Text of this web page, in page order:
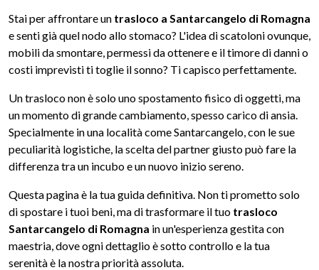
Stai per affrontare un trasloco a Santarcangelo di Romagna
e senti già quel nodo allo stomaco? L'idea di scatoloni ovunque,
mobili da smontare, permessi da ottenere e il timore di danni o
costi imprevisti ti toglie il sonno? Ti capisco perfettamente.
Un trasloco non è solo uno spostamento fisico di oggetti, ma
un momento di grande cambiamento, spesso carico di ansia.
Specialmente in una località come Santarcangelo, con le sue
peculiarità logistiche, la scelta del partner giusto può fare la
differenza tra un incubo e un nuovo inizio sereno.
Questa pagina è la tua guida definitiva. Non ti prometto solo
di spostare i tuoi beni, ma di trasformare il tuo trasloco
Santarcangelo di Romagna in un'esperienza gestita con
maestria, dove ogni dettaglio è sotto controllo e la tua
serenità è la nostra priorità assoluta.